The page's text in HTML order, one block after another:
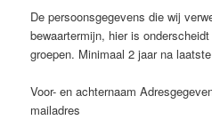
De persoonsgegevens die wij
bewaartermijn, hier is
groepen. Minimaal 2 jaar na
Voor- en achternaam
mailadres